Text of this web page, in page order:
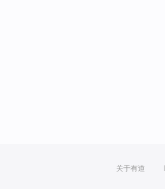
关于有道